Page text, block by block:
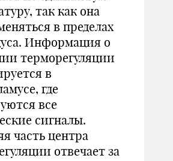
так как она
в пределах
Информация о
терморегуляции
в
где
все
сигналы.
часть центра
отвечает за